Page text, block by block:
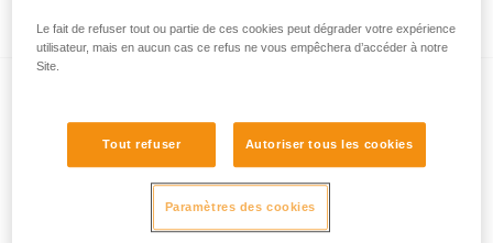
Descente en rappel sur cordelette RAD LINE
Le fait de refuser tout ou partie de ces cookies peut dégrader votre expérience
utilisateur, mais en aucun cas ce refus ne vous empêchera d’accéder à notre
Site.
Tout refuser Autoriser tous les cookies
Paramètres des cookies